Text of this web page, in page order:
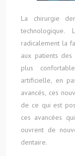
La chirurgie
technologique.
radicalement la
aux patients
plus
artificielle, en
avancés, ces
de ce qui est
ces avancées
ouvrent de
dentaire.